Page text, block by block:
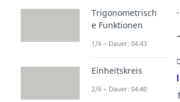
Ergebnis kommst.
Jetzt weißt du
Funktion bei
= 1
hat. Weilf(1) = 0
Trigonometrisch
e Funktionen
1/6 – Dauer: 04:43
Einheitskreis
2/6 – Dauer: 04:40